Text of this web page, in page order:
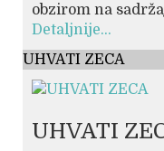
obzirom na
Detaljnije...
UHVATI ZECA
UHVATI